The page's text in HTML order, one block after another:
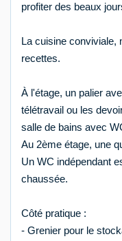
profiter des beaux
La cuisine conviviale,
recettes.
À l'étage, un palier
télétravail ou les
salle de bains avec
Au 2ème étage, une
Un WC indépendant
chaussée.
Côté pratique :
- Grenier pour le